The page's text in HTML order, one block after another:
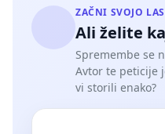
ZAČNI SVOJO
Ali želite
Spremembe se
Avtor te peticije
vi storili enako?